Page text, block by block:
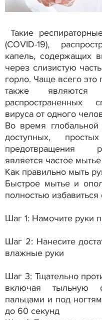
Такие
(COVID-19),
капель, содержащих
через слизистую
горло. Чаще всего это
также
распространенных
вируса от одного
Во время
доступных,
предотвращения
является частое
Как правильно мыть
Быстрое мытье и
полностью избавиться
Шаг 1: Намочите руки
Шаг 2: Нанесите
влажные руки
Шаг 3: Тщательно
включая тыльную
пальцами и под
до 60 секунд